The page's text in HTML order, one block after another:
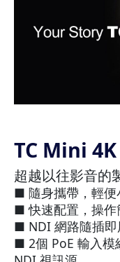
TC Mini
超越以往影音的
■ 隨身攜帶，輕便
■ 快速配置，操作
■ NDI 網路隨插即
■ 2個 PoE 輸入模